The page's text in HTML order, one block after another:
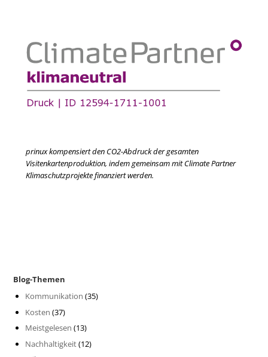
prinux kompensiert den CO2-Abdruck der gesamten
Visitenkartenproduktion, indem gemeinsam mit Climate Partner
Klimaschutzprojekte finanziert werden.
Blog-Themen
Kommunikation (35)
Kosten (37)
Meistgelesen (13)
Nachhaltigkeit(12)